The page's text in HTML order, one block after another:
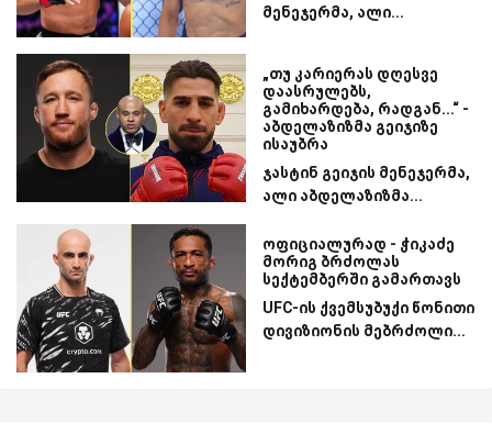
მენეჯერმა, ალი...
„თუ კარიერას დღესვე
დაასრულებს,
გამიხარდება, რადგან...“ -
აბდელაზიზმა გეიჯიზე
ისაუბრა
ჯასტინ გეიჯის მენეჯერმა,
ალი აბდელაზიზმა...
ოფიციალურად - ჭიკაძე
მორიგ ბრძოლას
სექტემბერში გამართავს
UFC-ის ქვემსუბუქი წონითი
დივიზიონის მებრძოლი...